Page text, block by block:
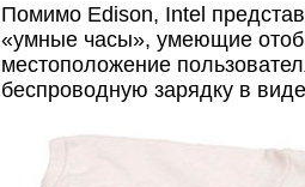
Помимо Edison, Intel
«умные часы», умеющие
местоположение
беспроводную зарядку в